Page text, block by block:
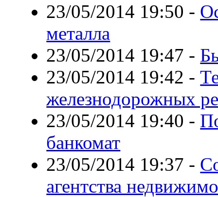
23/05/2014 19:50 -
металла
23/05/2014 19:47 -
23/05/2014 19:42 -
железнодорожных
23/05/2014 19:40 -
банкомат
23/05/2014 19:37 -
агентства